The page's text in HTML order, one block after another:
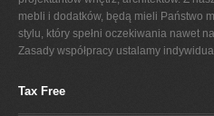
mebli i dodatków, będą mieli Państwo
stylu, który spełni oczekiwania nawet
Zasady współpracy ustalamy
Tax Free